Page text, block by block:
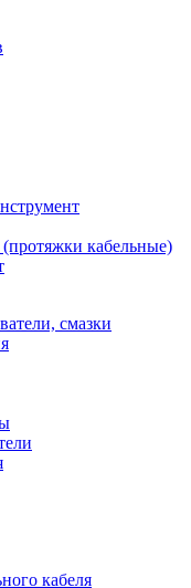
кабельные)
смазки
кабеля